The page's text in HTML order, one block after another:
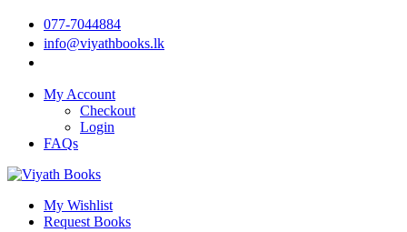
077-7044884
info@viyathbooks.lk
My Account
Checkout
Login
FAQs
My Wishlist
Request Books